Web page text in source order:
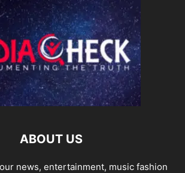
ABOUT US
news, entertainment, music fashion